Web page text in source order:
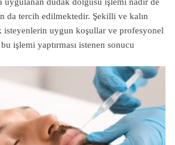
da tercih edilmektedir. Şekilli ve kalın
isteyenlerin uygun koşullar ve profesyonel
işlemi yaptırması istenen sonucu